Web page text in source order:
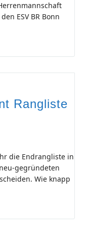
ESV BR Bonn
Rangliste
die Endrangliste in
gegründeten
Wie knapp